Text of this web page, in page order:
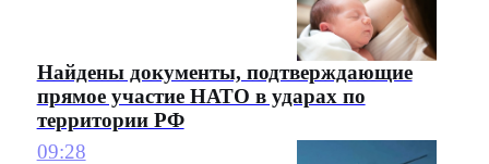
Найдены документы, подтверждающие
прямое участие НАТО в ударах по
территории РФ
09:28